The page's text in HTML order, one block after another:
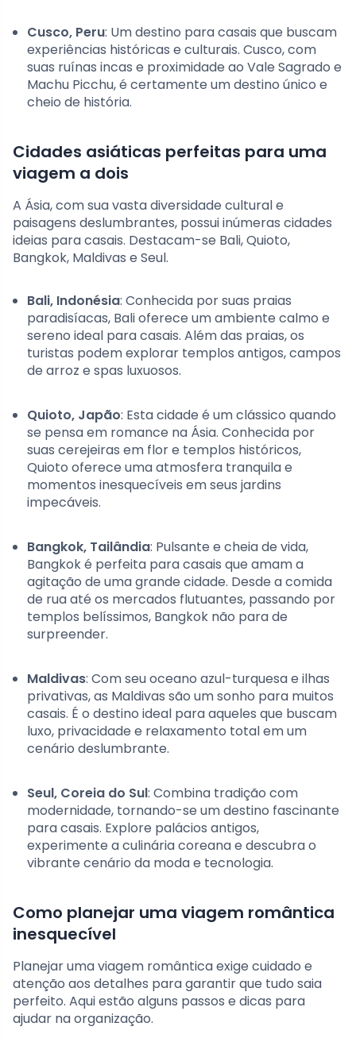
Cusco, Peru: Um destino para casais que buscam
experiências históricas e culturais. Cusco, com
suas ruínas incas e proximidade ao Vale Sagrado e
Machu Picchu, é certamente um destino único e
cheio de história.
Cidades asiáticas perfeitas para uma
viagem a dois
A Ásia, com sua vasta diversidade cultural e
paisagens deslumbrantes, possui inúmeras cidades
ideias para casais. Destacam-se Bali, Quioto,
Bangkok, Maldivas e Seul.
Bali, Indonésia: Conhecida por suas praias
paradisíacas, Bali oferece um ambiente calmo e
sereno ideal para casais. Além das praias, os
turistas podem explorar templos antigos, campos
de arroz e spas luxuosos.
Quioto, Japão: Esta cidade é um clássico quando
se pensa em romance na Ásia. Conhecida por
suas cerejeiras em flor e templos históricos,
Quioto oferece uma atmosfera tranquila e
momentos inesquecíveis em seus jardins
impecáveis.
Bangkok, Tailândia: Pulsante e cheia de vida,
Bangkok é perfeita para casais que amam a
agitação de uma grande cidade. Desde a comida
de rua até os mercados flutuantes, passando por
templos belíssimos, Bangkok não para de
surpreender.
Maldivas: Com seu oceano azul-turquesa e ilhas
privativas, as Maldivas são um sonho para muitos
casais. É o destino ideal para aqueles que buscam
luxo, privacidade e relaxamento total em um
cenário deslumbrante.
Seul, Coreia do Sul: Combina tradição com
modernidade, tornando-se um destino fascinante
para casais. Explore palácios antigos,
experimente a culinária coreana e descubra o
vibrante cenário da moda e tecnologia.
Como planejar uma viagem romântica
inesquecível
Planejar uma viagem romântica exige cuidado e
atenção aos detalhes para garantir que tudo saia
perfeito. Aqui estão alguns passos e dicas para
ajudar na organização.